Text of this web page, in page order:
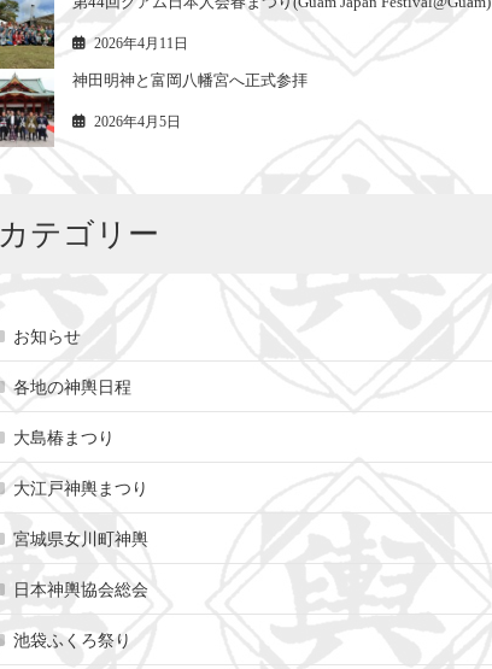
2026年4月11日
神田明神と富岡八幡宮へ正式参拝
2026年4月5日
カテゴリー
お知らせ
各地の神輿日程
大島椿まつり
大江戸神輿まつり
宮城県女川町神輿
日本神輿協会総会
池袋ふくろ祭り